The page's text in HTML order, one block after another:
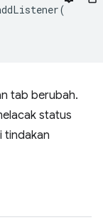
(
tab berubah.
status
tindakan